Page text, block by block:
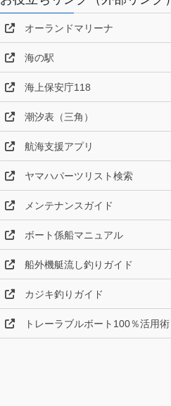
オーランドマリーナ
海の駅
海上保安庁118
潮汐表（三角）
航海支援アプリ
ヤマハパーツリスト検索
メンテナンスガイド
ボート係船マニュアル
船外機艇流し釣りガイド
カジキ釣りガイド
トレーラブルボート100％活用術